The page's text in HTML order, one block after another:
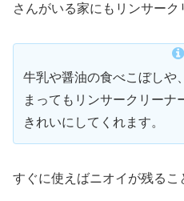
さんがいる家にもリンサーク
牛乳や醤油の食べこぼしや
まってもリンサークリーナ
きれいにしてくれます。
すぐに使えばニオイが残るこ